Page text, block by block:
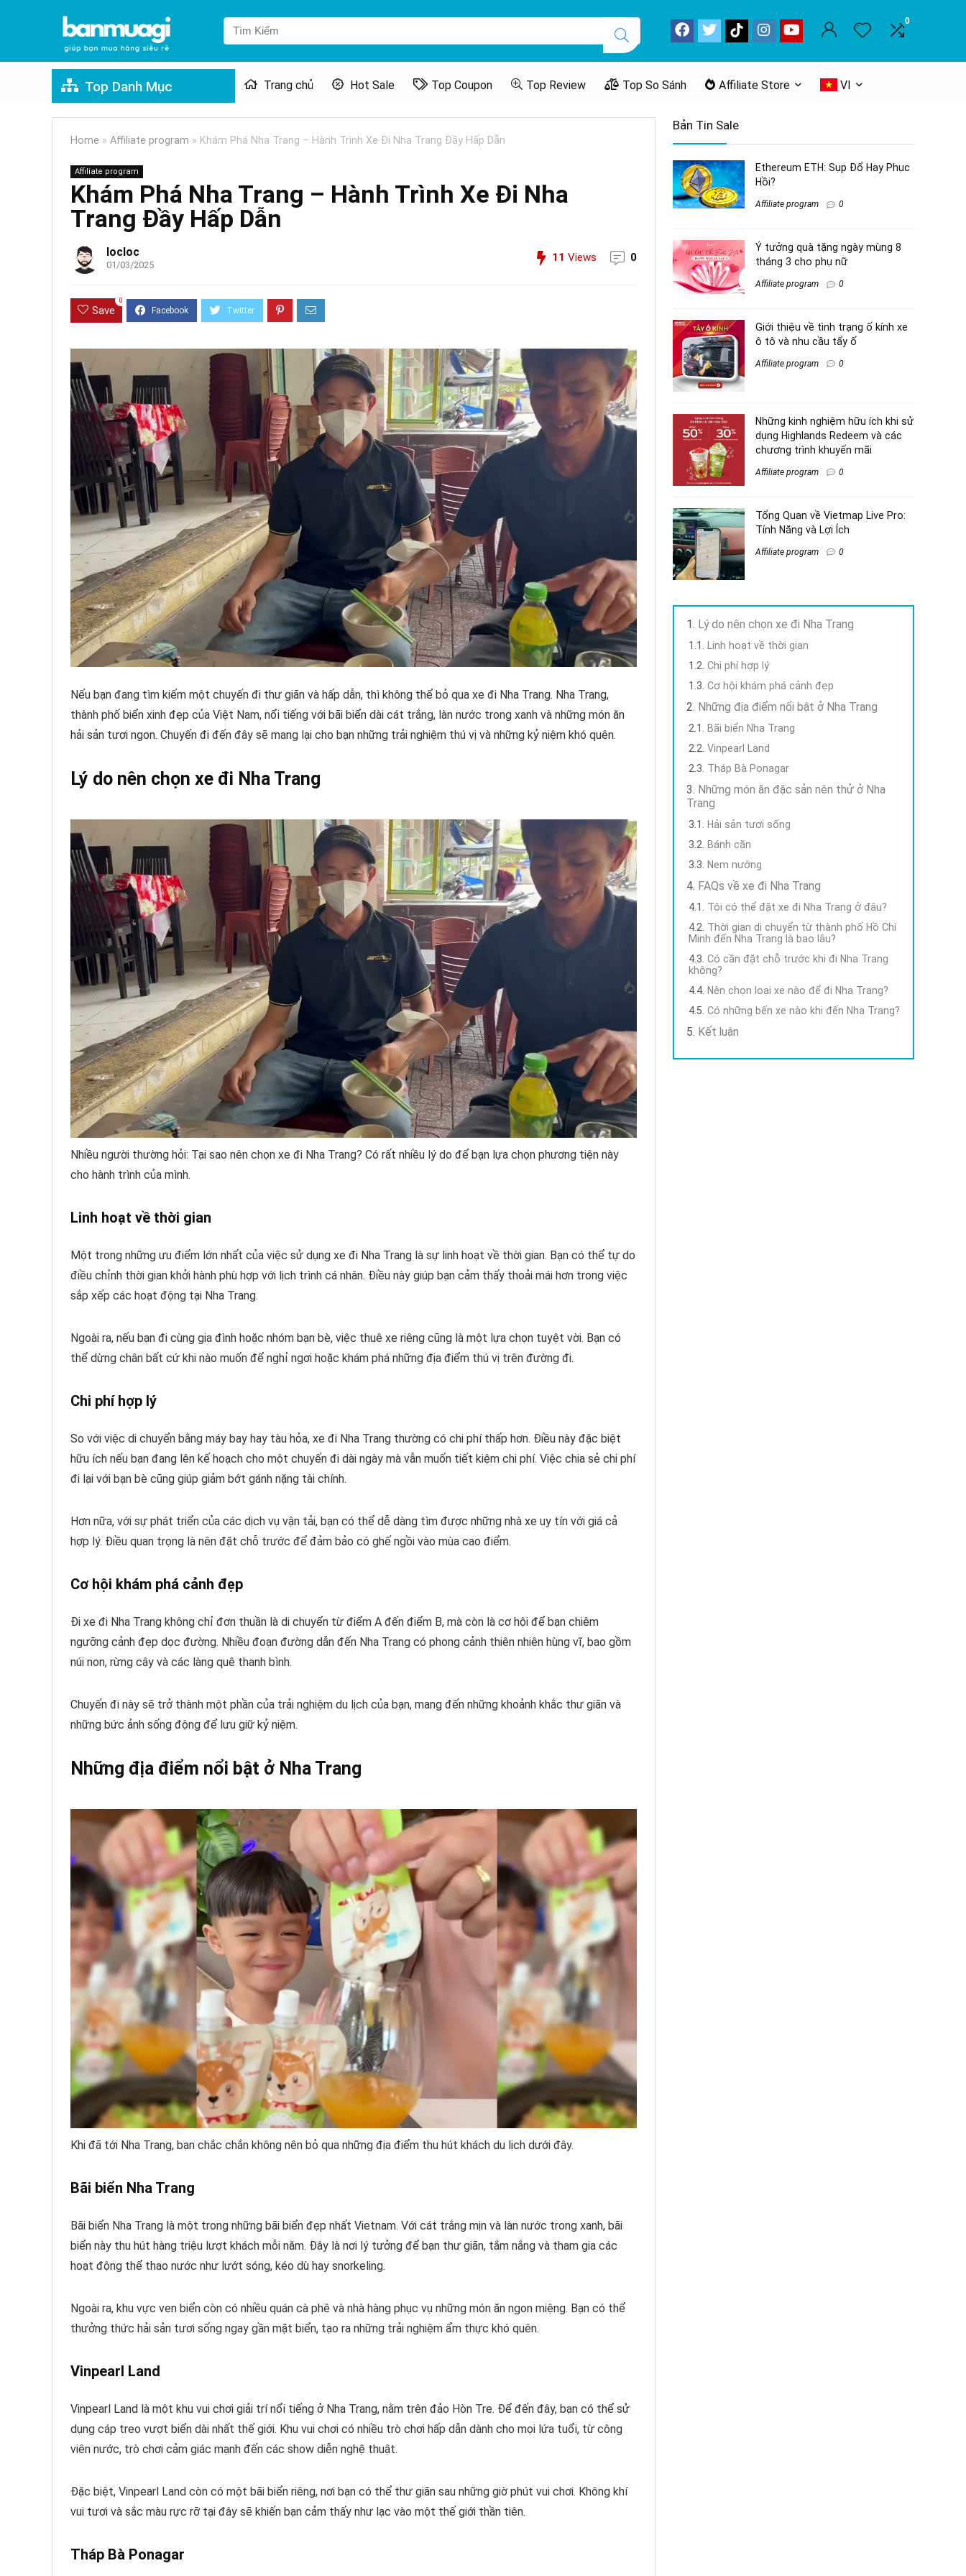
0
Top Danh Mục Trang chủ Hot Sale Top Coupon Top Review Top So Sánh Affiliate Store VI
Home » Affiliate program » Khám Phá Nha Trang – Hành Trình Xe Đi Nha Trang Đầy Hấp Dẫn
Affiliate program
Khám Phá Nha Trang – Hành Trình Xe Đi Nha
Trang Đầy Hấp Dẫn
locloc
01/03/2025
11 Views 0
Save
0
Nếu bạn đang tìm kiếm một chuyến đi thư giãn và hấp dẫn, thì không thể bỏ qua xe đi Nha Trang. Nha Trang,
thành phố biển xinh đẹp của Việt Nam, nổi tiếng với bãi biển dài cát trắng, làn nước trong xanh và những món ăn
hải sản tươi ngon. Chuyến đi đến đây sẽ mang lại cho bạn những trải nghiệm thú vị và những kỷ niệm khó quên.
Lý do nên chọn xe đi Nha Trang
Nhiều người thường hỏi: Tại sao nên chọn xe đi Nha Trang? Có rất nhiều lý do để bạn lựa chọn phương tiện này
cho hành trình của mình.
Linh hoạt về thời gian
Một trong những ưu điểm lớn nhất của việc sử dụng xe đi Nha Trang là sự linh hoạt về thời gian. Bạn có thể tự do
điều chỉnh thời gian khởi hành phù hợp với lịch trình cá nhân. Điều này giúp bạn cảm thấy thoải mái hơn trong việc
sắp xếp các hoạt động tại Nha Trang.
Ngoài ra, nếu bạn đi cùng gia đình hoặc nhóm bạn bè, việc thuê xe riêng cũng là một lựa chọn tuyệt vời. Bạn có
thể dừng chân bất cứ khi nào muốn để nghỉ ngơi hoặc khám phá những địa điểm thú vị trên đường đi.
Chi phí hợp lý
So với việc di chuyển bằng máy bay hay tàu hỏa, xe đi Nha Trang thường có chi phí thấp hơn. Điều này đặc biệt
hữu ích nếu bạn đang lên kế hoạch cho một chuyến đi dài ngày mà vẫn muốn tiết kiệm chi phí. Việc chia sẻ chi phí
đi lại với bạn bè cũng giúp giảm bớt gánh nặng tài chính.
Hơn nữa, với sự phát triển của các dịch vụ vận tải, bạn có thể dễ dàng tìm được những nhà xe uy tín với giá cả
hợp lý. Điều quan trọng là nên đặt chỗ trước để đảm bảo có ghế ngồi vào mùa cao điểm.
Cơ hội khám phá cảnh đẹp
Đi xe đi Nha Trang không chỉ đơn thuần là di chuyển từ điểm A đến điểm B, mà còn là cơ hội để bạn chiêm
ngưỡng cảnh đẹp dọc đường. Nhiều đoạn đường dẫn đến Nha Trang có phong cảnh thiên nhiên hùng vĩ, bao gồm
núi non, rừng cây và các làng quê thanh bình.
Chuyến đi này sẽ trở thành một phần của trải nghiệm du lịch của bạn, mang đến những khoảnh khắc thư giãn và
những bức ảnh sống động để lưu giữ kỷ niệm.
Những địa điểm nổi bật ở Nha Trang
Khi đã tới Nha Trang, bạn chắc chắn không nên bỏ qua những địa điểm thu hút khách du lịch dưới đây.
Bãi biển Nha Trang
Bãi biển Nha Trang là một trong những bãi biển đẹp nhất Vietnam. Với cát trắng mịn và làn nước trong xanh, bãi
biển này thu hút hàng triệu lượt khách mỗi năm. Đây là nơi lý tưởng để bạn thư giãn, tắm nắng và tham gia các
hoạt động thể thao nước như lướt sóng, kéo dù hay snorkeling.
Ngoài ra, khu vực ven biển còn có nhiều quán cà phê và nhà hàng phục vụ những món ăn ngon miệng. Bạn có thể
thưởng thức hải sản tươi sống ngay gần mặt biển, tạo ra những trải nghiệm ẩm thực khó quên.
Vinpearl Land
Vinpearl Land là một khu vui chơi giải trí nổi tiếng ở Nha Trang, nằm trên đảo Hòn Tre. Để đến đây, bạn có thể sử
dụng cáp treo vượt biển dài nhất thế giới. Khu vui chơi có nhiều trò chơi hấp dẫn dành cho mọi lứa tuổi, từ công
viên nước, trò chơi cảm giác mạnh đến các show diễn nghệ thuật.
Đặc biệt, Vinpearl Land còn có một bãi biển riêng, nơi bạn có thể thư giãn sau những giờ phút vui chơi. Không khí
vui tươi và sắc màu rực rỡ tại đây sẽ khiến bạn cảm thấy như lạc vào một thế giới thần tiên.
Tháp Bà Ponagar
Bản Tin Sale
Ethereum ETH: Sụp Đổ Hay Phục
Hồi?
Affiliate program 0
Ý tưởng quà tặng ngày mùng 8
tháng 3 cho phụ nữ
Affiliate program 0
Giới thiệu về tình trạng ố kính xe
ô tô và nhu cầu tẩy ố
Affiliate program 0
Những kinh nghiệm hữu ích khi sử
dụng Highlands Redeem và các
chương trình khuyến mãi
Affiliate program 0
Tổng Quan về Vietmap Live Pro:
Tính Năng và Lợi Ích
Affiliate program 0
Lý do nên chọn xe đi Nha Trang
Linh hoạt về thời gian
Chi phí hợp lý
Cơ hội khám phá cảnh đẹp
Những địa điểm nổi bật ở Nha Trang
Bãi biển Nha Trang
Vinpearl Land
Tháp Bà Ponagar
Những món ăn đặc sản nên thử ở Nha
Trang
Hải sản tươi sống
Bánh căn
Nem nướng
FAQs về xe đi Nha Trang
Tôi có thể đặt xe đi Nha Trang ở đâu?
Thời gian di chuyển từ thành phố Hồ Chí
Minh đến Nha Trang là bao lâu?
Có cần đặt chỗ trước khi đi Nha Trang
không?
Nên chọn loại xe nào để đi Nha Trang?
Có những bến xe nào khi đến Nha Trang?
Kết luận